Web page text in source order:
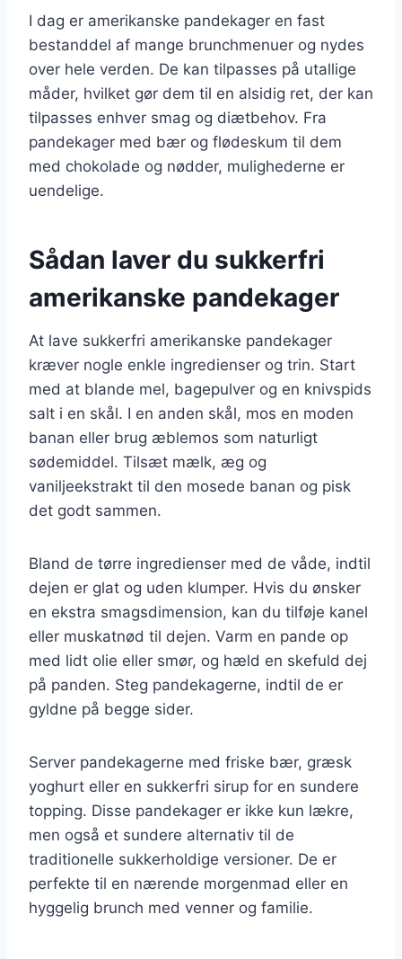
I dag er amerikanske pandekager en fast
bestanddel af mange brunchmenuer og nydes
over hele verden. De kan tilpasses på utallige
måder, hvilket gør dem til en alsidig ret, der kan
tilpasses enhver smag og diætbehov. Fra
pandekager med bær og flødeskum til dem
med chokolade og nødder, mulighederne er
uendelige.
Sådan laver du sukkerfri
amerikanske pandekager
At lave sukkerfri amerikanske pandekager
kræver nogle enkle ingredienser og trin. Start
med at blande mel, bagepulver og en knivspids
salt i en skål. I en anden skål, mos en moden
banan eller brug æblemos som naturligt
sødemiddel. Tilsæt mælk, æg og
vaniljeekstrakt til den mosede banan og pisk
det godt sammen.
Bland de tørre ingredienser med de våde, indtil
dejen er glat og uden klumper. Hvis du ønsker
en ekstra smagsdimension, kan du tilføje kanel
eller muskatnød til dejen. Varm en pande op
med lidt olie eller smør, og hæld en skefuld dej
på panden. Steg pandekagerne, indtil de er
gyldne på begge sider.
Server pandekagerne med friske bær, græsk
yoghurt eller en sukkerfri sirup for en sundere
topping. Disse pandekager er ikke kun lækre,
men også et sundere alternativ til de
traditionelle sukkerholdige versioner. De er
perfekte til en nærende morgenmad eller en
hyggelig brunch med venner og familie.